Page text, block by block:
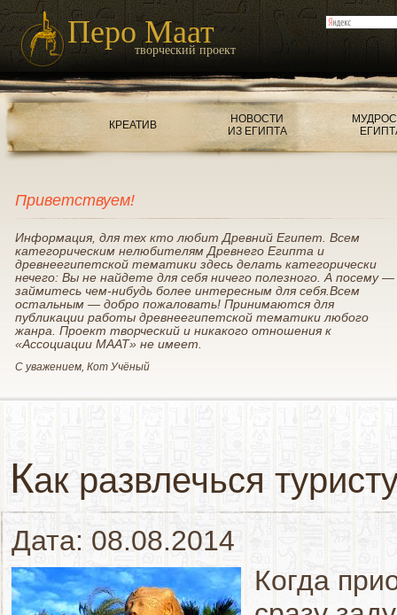
Перо Маат
творческий проект
КРЕАТИВ
НОВОСТИ
ИЗ ЕГИПТА
Приветствуем!
Информация, для тех кто любит Древний Египет. Всем
категорическим нелюбителям Древнего Египта и
древнеегипетской тематики здесь делать категорически
нечего: Вы не найдете для себя ничего полезного. А посему —
займитесь чем-нибудь более интересным для себя.Всем
остальным — добро пожаловать! Принимаются для
публикации работы древнеегипетской тематики любого
жанра. Проект творческий и никакого отношения к
«Ассоциации МААТ» не имеет.
С уважением, Кот Учёный
Как развлечься
Дата: 08.08.2014
Когда